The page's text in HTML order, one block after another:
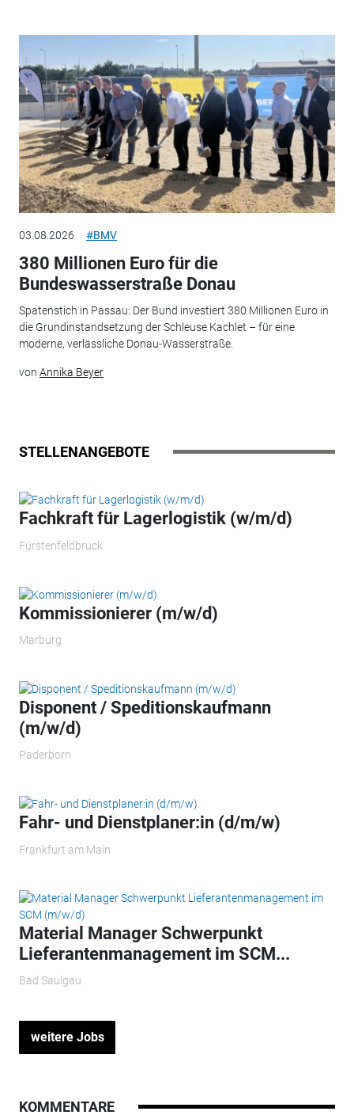
03.08.2026 #BMV
380 Millionen Euro für die
Bundeswasserstraße Donau
Spatenstich in Passau: Der Bund investiert 380 Millionen Euro in
die Grundinstandsetzung der Schleuse Kachlet – für eine
moderne, verlässliche Donau-Wasserstraße.
von Annika Beyer
STELLENANGEBOTE
Fachkraft für Lagerlogistik (w/m/d)
Fürstenfeldbruck
Kommissionierer (m/w/d)
Marburg
Disponent / Speditionskaufmann
(m/w/d)
Paderborn
Fahr- und Dienstplaner:in (d/m/w)
Frankfurt am Main
Material Manager Schwerpunkt
Lieferantenmanagement im SCM...
Bad Saulgau
weitere Jobs
KOMMENTARE